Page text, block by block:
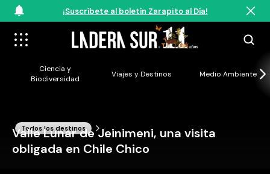
¡Suscríbete al boletín Zarapito al Día!
Ciencia y
Biodiversidad
Viajes y Destinos Medio Ambiente
Todos los destinos
Valle Lunar de Jeinimeni, una visita
obligada en Chile Chico